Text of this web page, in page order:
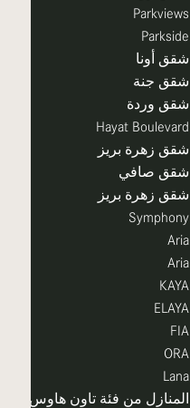
Parkviews
Parkside
شقق أونا
شقق جنة
شقق وردة
Hayat Boulevard
شقق زهرة بريز
شقق صافي
شقق زهرة بريز
Symphony
Aria
Aria
KAYA
ELAYA
FIA
ORA
Lana
المنازل من فئة تاون هاوس